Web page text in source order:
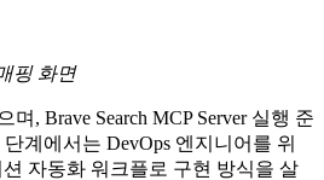
핑 화면
며, Brave Search MCP Server 실행 준
계에서는 DevOps 엔지니어를 위
자동화 워크플로 구현 방식을 살